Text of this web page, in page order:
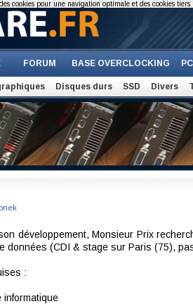
FORUM BASE OVERCLOCKING
Disques durs SSD Divers
développement, Monsieur Prix
données (CDI & stage sur Paris (75),
:
informatique
cookies pour une navigation optimale et des cookies